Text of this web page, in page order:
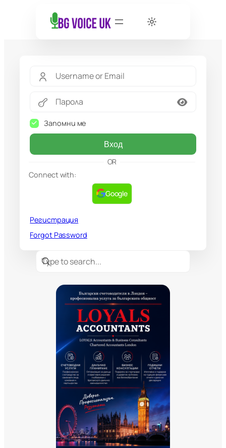
Запомни ме
Вход
OR
Connect with:
Google
Регистрация
Forgot Password